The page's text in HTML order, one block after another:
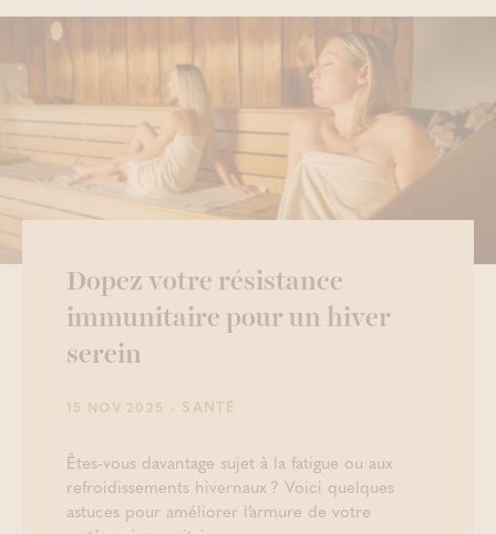
Dopez votre résistance
immunitaire pour un hiver
serein
15 NOV 2025 - SANTÉ
Êtes-vous davantage sujet à la fatigue ou aux
refroidissements hivernaux ? Voici quelques
astuces pour améliorer l’armure de votre